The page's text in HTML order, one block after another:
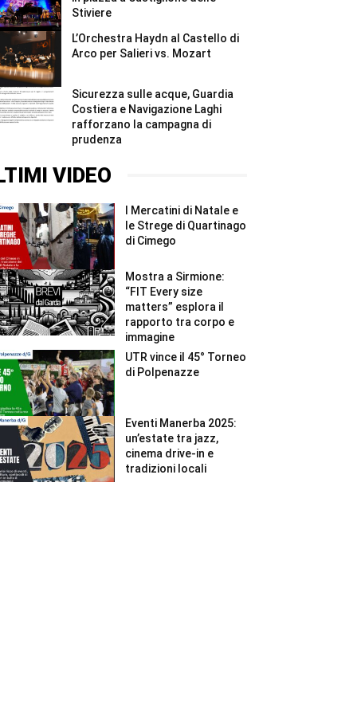
Stiviere
L’Orchestra Haydn al Castello di
Arco per Salieri vs. Mozart
Sicurezza sulle acque, Guardia
Costiera e Navigazione Laghi
rafforzano la campagna di
prudenza
VIDEO
I Mercatini di Natale e
le Strege di Quartinago
di Cimego
Mostra a Sirmione:
“FIT Every size
matters” esplora il
rapporto tra corpo e
immagine
UTR vince il 45° Torneo
di Polpenazze
Eventi Manerba 2025:
un’estate tra jazz,
cinema drive-in e
tradizioni locali